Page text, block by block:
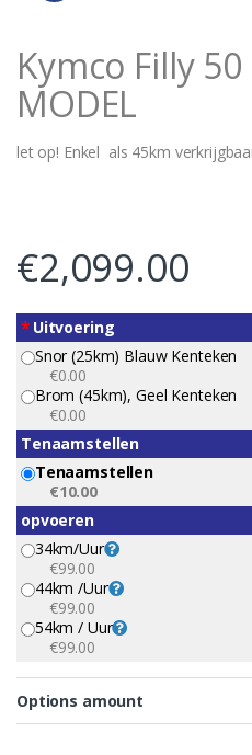
Kymco Filly
MODEL
let op! Enkel als 45km
€2,099.00
*Uitvoering
Snor (25km) Blauw Kenteken
€0.00
Brom (45km), Geel Kenteken
€0.00
Tenaamstellen
Tenaamstellen
€10.00
opvoeren
34km/uur
€99.00
44km /uur
€99.00
54km / Uur
€99.00
Options amount